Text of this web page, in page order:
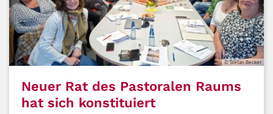
© Stefan Becker
Neuer Rat des Pastoralen Raums
hat sich konstituiert